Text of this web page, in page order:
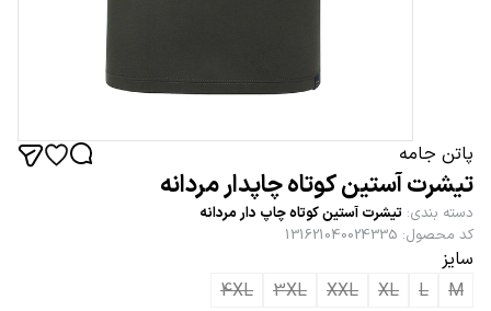
پاتن جامه
تیشرت آستین کوتاه چاپدار مردانه
دسته بندی: تیشرت آستین کوتاه چاپ دار مردانه
کد محصول:
131621040024335
سایز
M
L
XL
XXL
3XL
4XL